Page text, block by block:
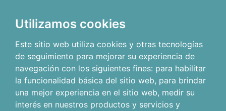
Utilizamos cookies
Este sitio web utiliza cookies y otras tecnologías
de seguimiento para mejorar su experiencia de
navegación con los siguientes fines: para habilitar
la funcionalidad básica del sitio web, para brindar
una mejor experiencia en el sitio web, medir su
interés en nuestros productos y servicios y